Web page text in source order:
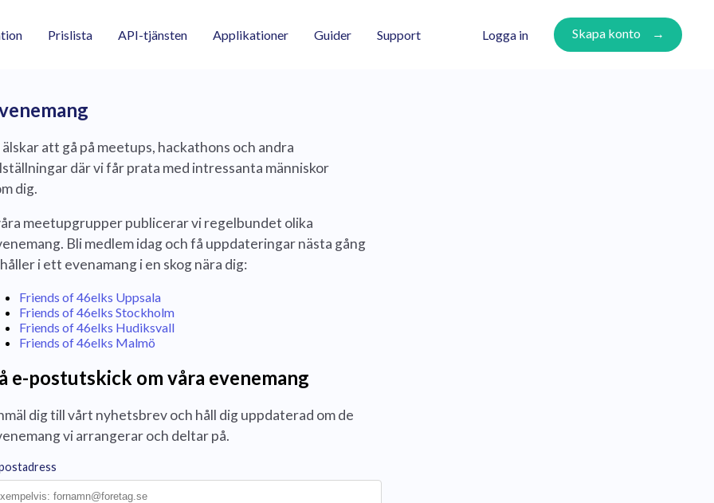
Prislista API-tjänsten Applikationer Guider Support Logga in Skapa konto
älskar att gå på meetups, hackathons och andra
där vi får prata med intressanta människor
dig.
meetupgrupper publicerar vi regelbundet olika
Bli medlem idag och få uppdateringar nästa gång
i ett evenamang i en skognära dig:
Friends of 46elks Uppsala
Friends of 46elks Stockholm
Friends of 46elks Hudiksvall
Friends of 46elks Malmö
e-postutskick om våra evenemang
dig till vårt nyhetsbrev och håll dig uppdaterad om de
vi arrangerar och deltar på.